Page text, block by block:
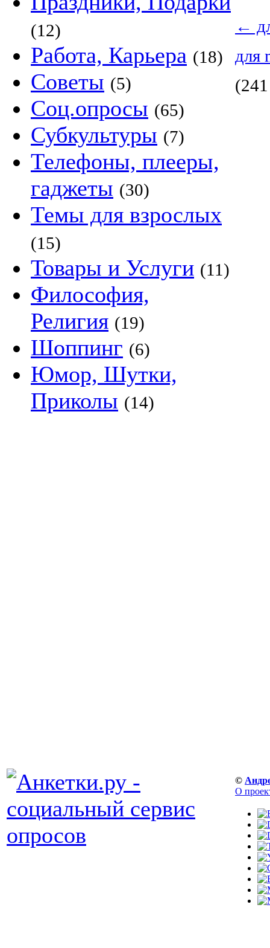
(12)
Работа, Карьера (18)
Советы (5)
Соц.опросы (65)
Субкультуры (7)
Телефоны, плееры,
гаджеты (30)
Темы для взрослых
(15)
Товары и Услуги (11)
Философия,
Религия (19)
Шоппинг (6)
Юмор, Шутки,
Приколы (14)
←
для
©
О